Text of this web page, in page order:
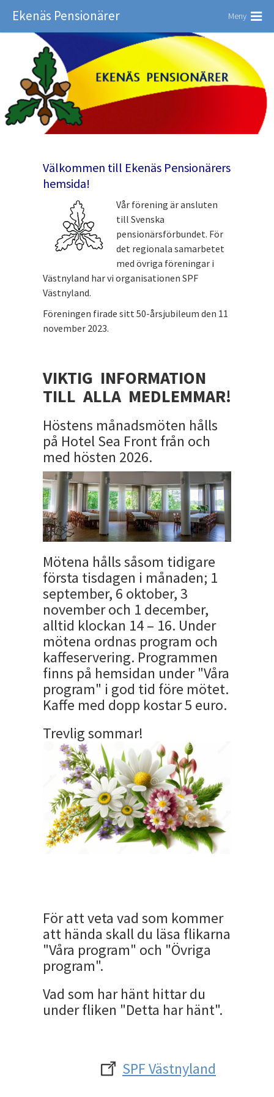
Ekenäs Pensionärer Meny
Välkommen till Ekenäs Pensionärers
hemsida!
Vår förening är ansluten
till Svenska
pensionärsförbundet. För
det regionala samarbetet
med övriga föreningar i
Västnyland har vi organisationen SPF
Västnyland.
Föreningen firade sitt 50-årsjubileum den 11
november 2023.
VIKTIG INFORMATION
TILL ALLA MEDLEMMAR!
Höstens månadsmöten hålls
på Hotel Sea Front från och
med hösten 2026.
Mötena hålls såsom tidigare
första tisdagen i månaden; 1
september, 6 oktober, 3
november och 1 december,
alltid klockan 14 – 16. Under
mötena ordnas program och
kaffeservering. Programmen
finns på hemsidan under "Våra
program" i god tid före mötet.
Kaffe med dopp kostar 5 euro.
Trevlig sommar!
För att veta vad som kommer
att hända skall du läsa flikarna
"Våra program" och "Övriga
program".
Vad som har hänt hittar du
under fliken "Detta har hänt".
SPF Västnyland